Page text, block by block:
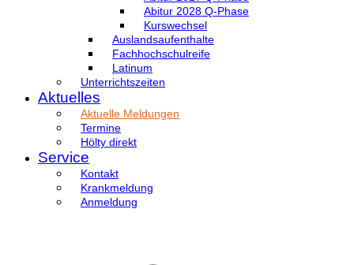
Abitur 2028 Q-Phase
Kurswechsel
Auslandsaufenthalte
Fachhochschulreife
Latinum
Unterrichtszeiten
Aktuelles
Aktuelle Meldungen
Termine
Hölty direkt
Service
Kontakt
Krankmeldung
Anmeldung